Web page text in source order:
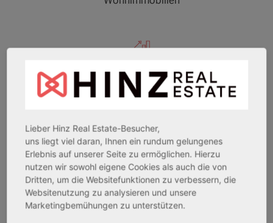
Immobilienmarkt der Zukunft
Der Bedarf an Pflegeapartments oder
vielerorts in der Bundesrepublik schon heute
nicht gedeckt werden
Lieber Hinz Real Estate-Besucher,
uns liegt viel daran, Ihnen ein rundum gelungenes
Erlebnis auf unserer Seite zu ermöglichen. Hierzu
nutzen wir sowohl eigene Cookies als auch die von
Dritten, um die Websitefunktionen zu verbessern, die
Websitenutzung zu analysieren und unsere
Marketingbemühungen zu unterstützen.